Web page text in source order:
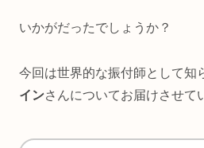
いかがだったでしょうか？
今回は世界的な振付師として知
インさんについてお届けさせて